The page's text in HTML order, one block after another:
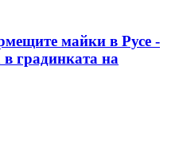
майки в Русе -
в градинката на